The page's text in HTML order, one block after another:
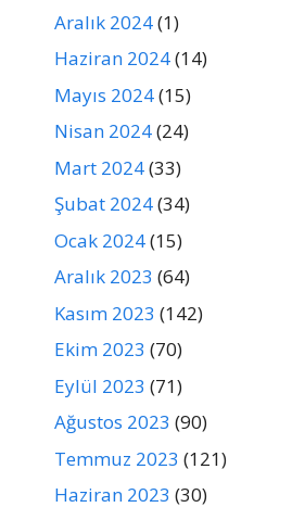
Aralık 2024(1)
Haziran 2024(14)
Mayıs 2024(15)
Nisan 2024(24)
Mart 2024(33)
Şubat 2024(34)
Ocak 2024(15)
Aralık 2023 (64)
Kasım 2023 (142)
Ekim 2023 (70)
Eylül 2023 (71)
Ağustos 2023 (90)
Temmuz 2023 (121)
Haziran 2023 (30)